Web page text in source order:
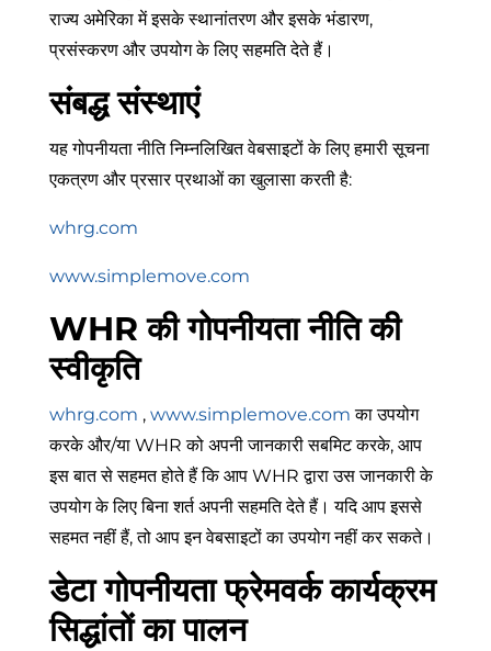
राज्य अमेरिका में इसके स्थानांतरण और इसके भंडारण,
प्रसंस्करण और उपयोग के लिए सहमति देते हैं।
संबद्ध संस्थाएं
यह गोपनीयता नीति निम्नलिखित वेबसाइटों के लिए हमारी सूचना
एकत्रण और प्रसार प्रथाओं का खुलासा करती है:
whrg.com
www.simplemove.com
WHR की गोपनीयता नीति की
स्वीकृति
whrg.com , www.simplemove.com का उपयोग
करके और/या WHR को अपनी जानकारी सबमिट करके, आप
इस बात से सहमत होते हैं कि आप WHR द्वारा उस जानकारी के
उपयोग के लिए बिना शर्त अपनी सहमति देते हैं। यदि आप इससे
सहमत नहीं हैं, तो आप इन वेबसाइटों का उपयोग नहीं कर सकते।
डेटा गोपनीयता फ्रेमवर्क कार्यक्रम
सिद्धांतों का पालन